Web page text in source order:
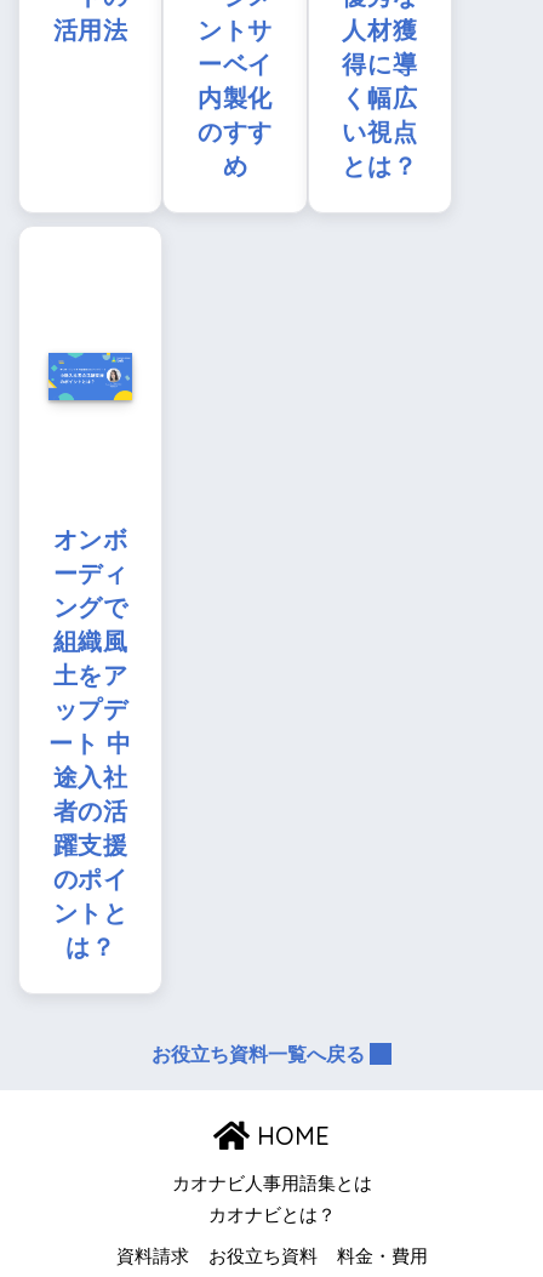
活用法
ントサ
ーベイ
内製化
のすす
め
人材獲
得に導
く幅広
い視点
とは？
オンボ
ーディ
ングで
組織風
土をア
ップデ
ート 中
途入社
者の活
躍支援
のポイ
ントと
は？
お役立ち資料一覧へ戻る
HOME
カオナビ人事用語集とは
カオナビとは？
資料請求 お役立ち資料 料金・費用